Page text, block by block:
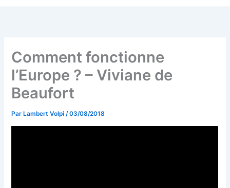
Comment fonctionne
l’Europe ? – Viviane de
Beaufort
Par Lambert Volpi/03/08/2018